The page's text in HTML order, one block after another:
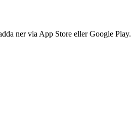
ner via App Store eller Google Play.